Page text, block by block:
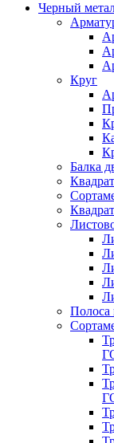
Черный
Круг
Балка
Полоса